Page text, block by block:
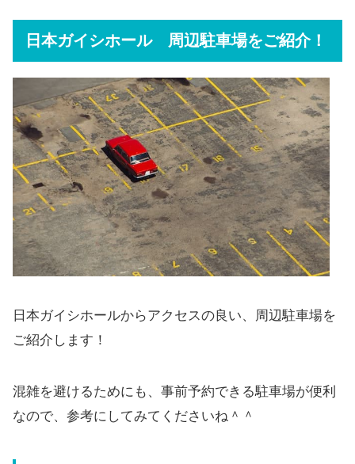
日本ガイシホール 周辺駐車場をご紹介！
日本ガイシホールからアクセスの良い、周辺駐車場を
ご紹介します！
混雑を避けるためにも、事前予約できる駐車場が便利
なので、参考にしてみてくださいね＾＾